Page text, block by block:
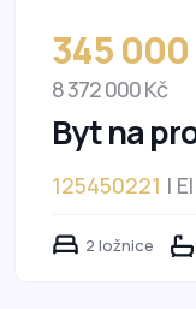
345 000
8 372 000 Kč
Byt na
125450221 |
2 ložnice